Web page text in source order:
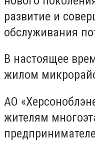
развитие и
обслуживания
В настоящее
жилом
АО
жителям